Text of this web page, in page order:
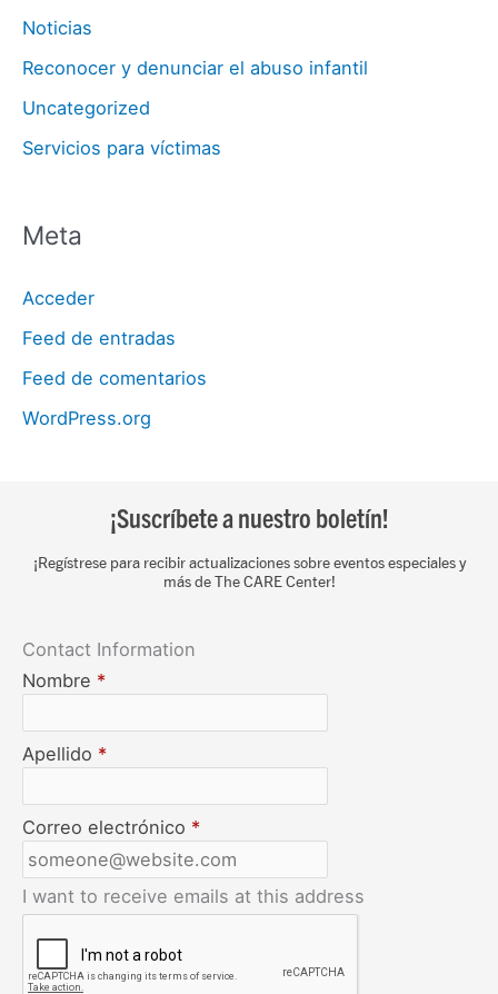
Noticias
Reconocer y denunciar el abuso infantil
Uncategorized
Servicios para víctimas
Meta
Acceder
Feed de entradas
Feed de comentarios
WordPress.org
¡Suscríbete a nuestro boletín!
¡Regístrese para recibir actualizaciones sobre eventos especiales y
más de The CARE Center!
Contact Information
Nombre *
Apellido *
Correo electrónico *
I want to receive emails at this address